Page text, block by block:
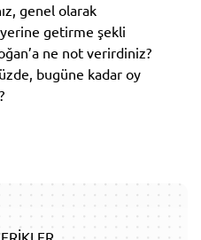
genel olarak
yerine getirme şekli
ne not verirdiniz?
bugüne kadar oy